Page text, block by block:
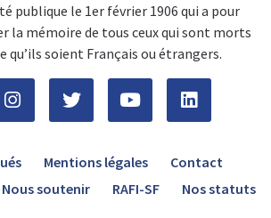
publique le 1er février 1906 qui a pour
la mémoire de tous ceux qui sont morts
qu’ils soient Français ou étrangers.
Mentions légales
Contact
Nous soutenir RAFI-SF Nos statuts